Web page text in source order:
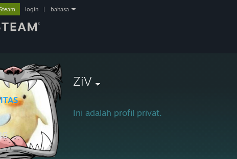
login bahasa
ZiV
Ini adalah profil privat.